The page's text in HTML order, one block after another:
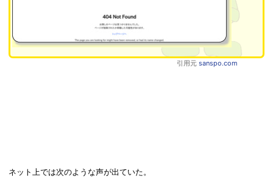
引用元 sanspo.com
ネット上では次のような声が出ていた。